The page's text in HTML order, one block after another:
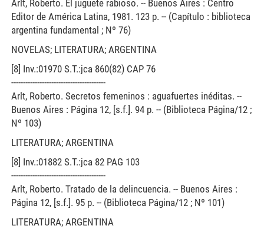
Arlt, Roberto. El juguete rabioso. -- Buenos Aires : Centro
Editor de América Latina, 1981. 123 p. -- (Capítulo : biblioteca
argentina fundamental ; Nº 76)
NOVELAS; LITERATURA; ARGENTINA
[8] Inv.:01970 S.T.:jca 860(82) CAP 76
----------------------------------------
Arlt, Roberto. Secretos femeninos : aguafuertes inéditas. --
Buenos Aires : Página 12, [s.f.]. 94 p. -- (Biblioteca Página/12 ;
Nº 103)
LITERATURA; ARGENTINA
[8] Inv.:01882 S.T.:jca 82 PAG 103
----------------------------------------
Arlt, Roberto. Tratado de la delincuencia. -- Buenos Aires :
Página 12, [s.f.]. 95 p. -- (Biblioteca Página/12 ; Nº 101)
LITERATURA; ARGENTINA